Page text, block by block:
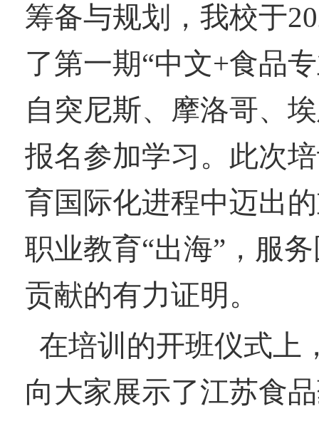
筹备与规划，我校于
了第一期“中文+食品
自突尼斯、摩洛哥、
报名参加学习。此次
育国际化进程中迈出
职业教育“出海”，服
贡献的有力证明。
在培训的开班仪式上
向大家展示了江苏食